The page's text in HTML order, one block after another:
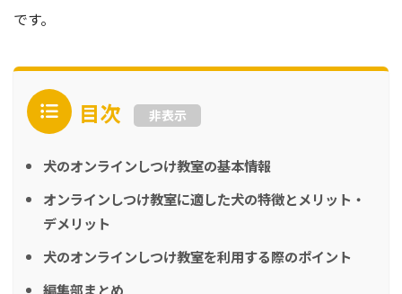
です。
目次 非表示
犬のオンラインしつけ教室の基本情報
オンラインしつけ教室に適した犬の特徴とメリット・
デメリット
犬のオンラインしつけ教室を利用する際のポイント
編集部まとめ